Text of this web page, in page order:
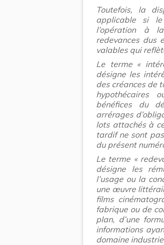
Toutefois, la
applicable si
l’opération à
redevances dus
valables qui
Le terme «
désigne les
des créances de
hypothécaires
bénéfices du
arrérages
lots attachés à
tardif ne sont
du présent
Le terme «
désigne les
l’usage ou la
une œuvre
films
fabrique ou de
plan, d’une
informations
domaine